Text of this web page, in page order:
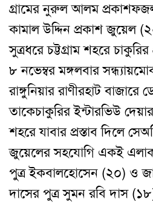
গ্রামের নুরুল আলম প্রকাশ
কামাল উদ্দিন প্রকাশ জুয়েল
সুত্রধরে চট্টগ্রাম শহরে
৮ নভেম্বর মঙ্গলবার সন্ধ্যায়
রাঙ্গুনিয়ার রাণীরহাট
তাকেচাকুরির ইন্টারভিউ
শহরে যাবার প্রস্তাব দিলে সে
জুয়েলের সহযোগি একই
পুত্র ইকবালহোসেন (২০) ও
দাসের পুত্র সুমন রবি দাস